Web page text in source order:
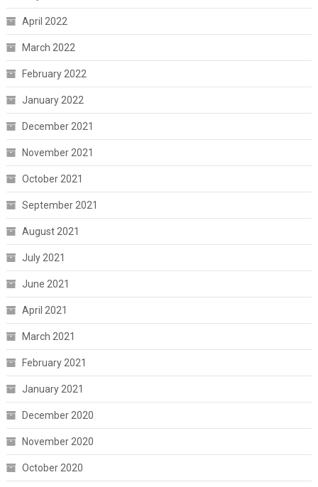
April 2022
March 2022
February 2022
January 2022
December 2021
November 2021
October 2021
September 2021
August 2021
July 2021
June 2021
April 2021
March 2021
February 2021
January 2021
December 2020
November 2020
October 2020